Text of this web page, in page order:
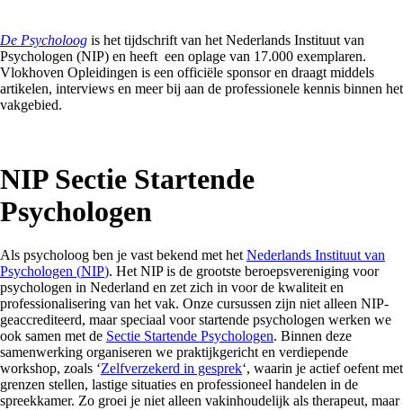
De Psycholoog is het tijdschrift van het Nederlands Instituut van
Psychologen (NIP) en heeft een oplage van 17.000 exemplaren.
Vlokhoven Opleidingen is een officiële sponsor en draagt middels
artikelen, interviews en meer bij aan de professionele kennis binnen het
vakgebied.
NIP Sectie Startende
Psychologen
Als psycholoog ben je vast bekend met het Nederlands Instituut van
Psychologen (NIP). Het NIPis de grootste beroepsvereniging voor
psychologen in Nederland en zet zich in voor de kwaliteit en
professionalisering van het vak. Onze cursussen zijn niet alleen NIP-
geaccrediteerd, maar speciaal voor startende psychologen werken we
ook samen met de Sectie Startende Psychologen. Binnen deze
samenwerking organiseren we praktijkgericht en verdiepende
workshop, zoals ‘Zelfverzekerd in gesprek‘, waarin je actief oefent met
grenzen stellen, lastige situaties en professioneel handelen in de
spreekkamer. Zo groei je niet alleen vakinhoudelijk als therapeut, maar